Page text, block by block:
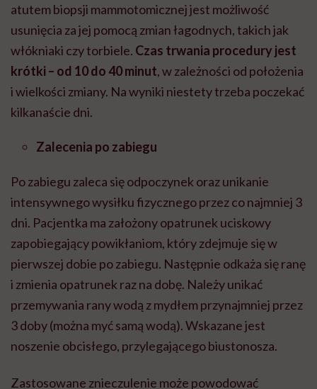
atutem biopsji mammotomicznejjest możliwość
usunięcia za jej pomocą zmian łagodnych, takich jak
włókniaki czy torbiele. Czas trwania procedury jest
krótki – od 10 do 40 minut, w zależności od położenia
i wielkości zmiany. Na wyniki niestety trzeba poczekać
kilkanaście dni.
Zalecenia po zabiegu
Po zabiegu zaleca się odpoczynek oraz unikanie
intensywnego wysiłku fizycznego przez co najmniej 3
dni. Pacjentka ma założony opatrunek uciskowy
zapobiegający powikłaniom, który zdejmuje się w
pierwszej dobie po zabiegu. Następnie odkaża się ranę
i zmienia opatrunek raz na dobę. Należy unikać
przemywania rany wodą zmydłem przynajmniej przez
3 doby (można myć samą wodą). Wskazane jest
noszenie obcisłego, przylegającego biustonosza.
Zastosowane znieczulenie może powodować